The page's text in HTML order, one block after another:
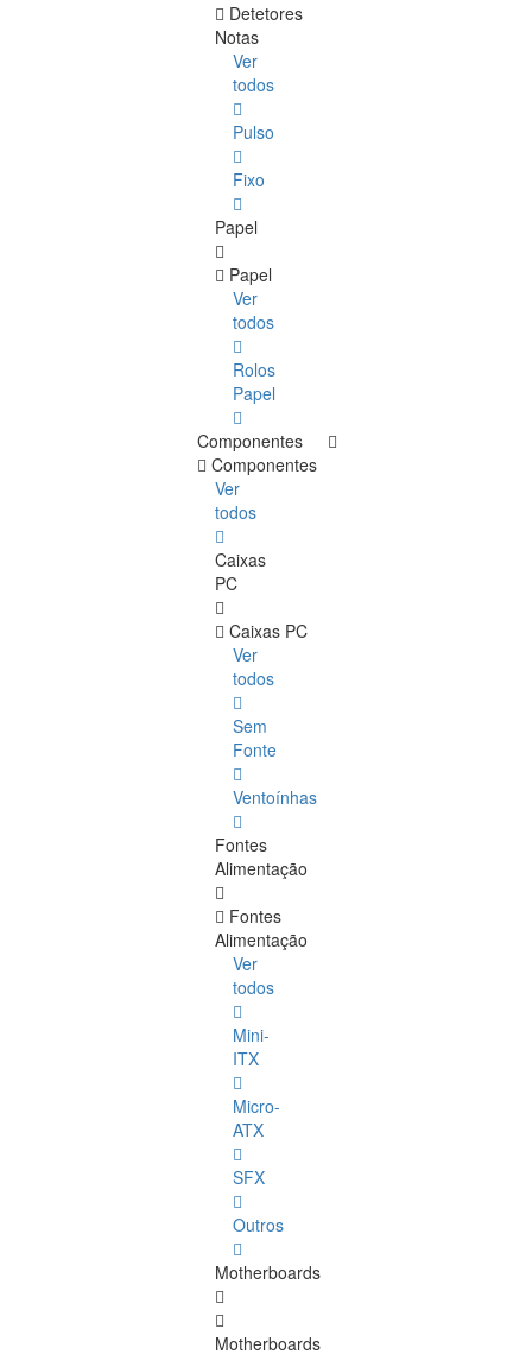
Detetores
Notas
Ver
todos
Pulso
Fixo
Papel
Papel
Ver
todos
Rolos
Papel
Componentes
Componentes
Ver
todos
Caixas
PC
Caixas PC
Ver
todos
Sem
Fonte
Ventoínhas
Fontes
Alimentação
Fontes
Alimentação
Ver
todos
Mini-
ITX
Micro-
ATX
SFX
Outros
Motherboards
Motherboards